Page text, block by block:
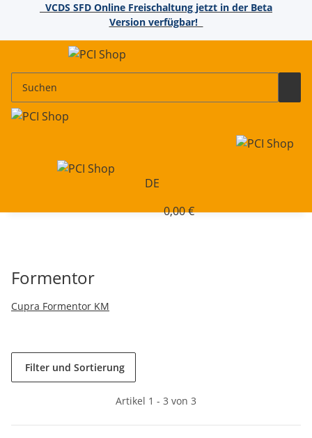
VCDS SFD Online Freischaltung jetzt in der Beta
Version verfügbar!
DE
0,00 €
Formentor
Cupra Formentor KM
Filter und Sortierung
Artikel 1 - 3 von 3